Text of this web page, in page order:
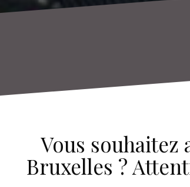
Vous
Bruxelles ?